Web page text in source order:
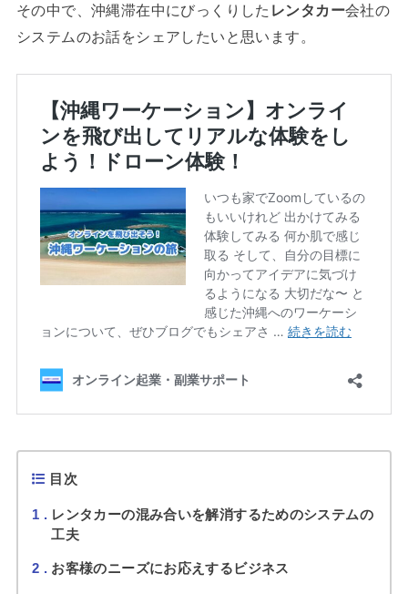
その中で、沖縄滞在中にびっくりした レンタカー会社の
システムのお話をシェアしたいと思います。
目次
1
レンタカーの混み合いを解消するためのシステムの
工夫
2 お客様のニーズにお応えするビジネス